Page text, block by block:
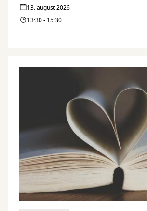
13. august 2026
13:30 - 15:30